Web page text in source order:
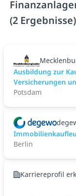
(2 Ergebnisse)
Ausbildung zur
Versicherungen
Potsdam
Berlin
Karriereprofil